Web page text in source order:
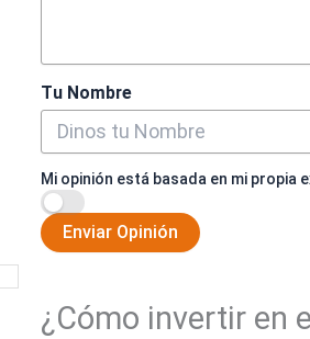
Tu Nombre
Mi opinión está basada en mi propia
Enviar Opinión
¿Cómo invertir en